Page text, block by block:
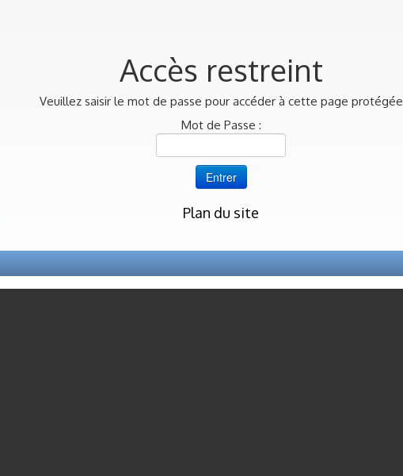
Accès restreint
Veuillez saisir le mot de passe pour accéder à cette page protégée
Mot de Passe :
Plan du site